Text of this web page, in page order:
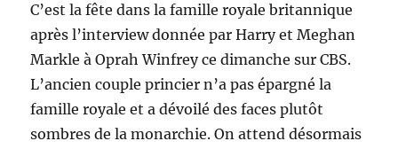
C’est la fête dans la famille royale britannique
après l’interview donnée par Harry et Meghan
Markle à Oprah Winfrey ce dimanche sur CBS.
L’ancien couple princier n’a pas épargné la
famille royale et a dévoilé des faces plutôt
sombres de la monarchie. On attend désormais